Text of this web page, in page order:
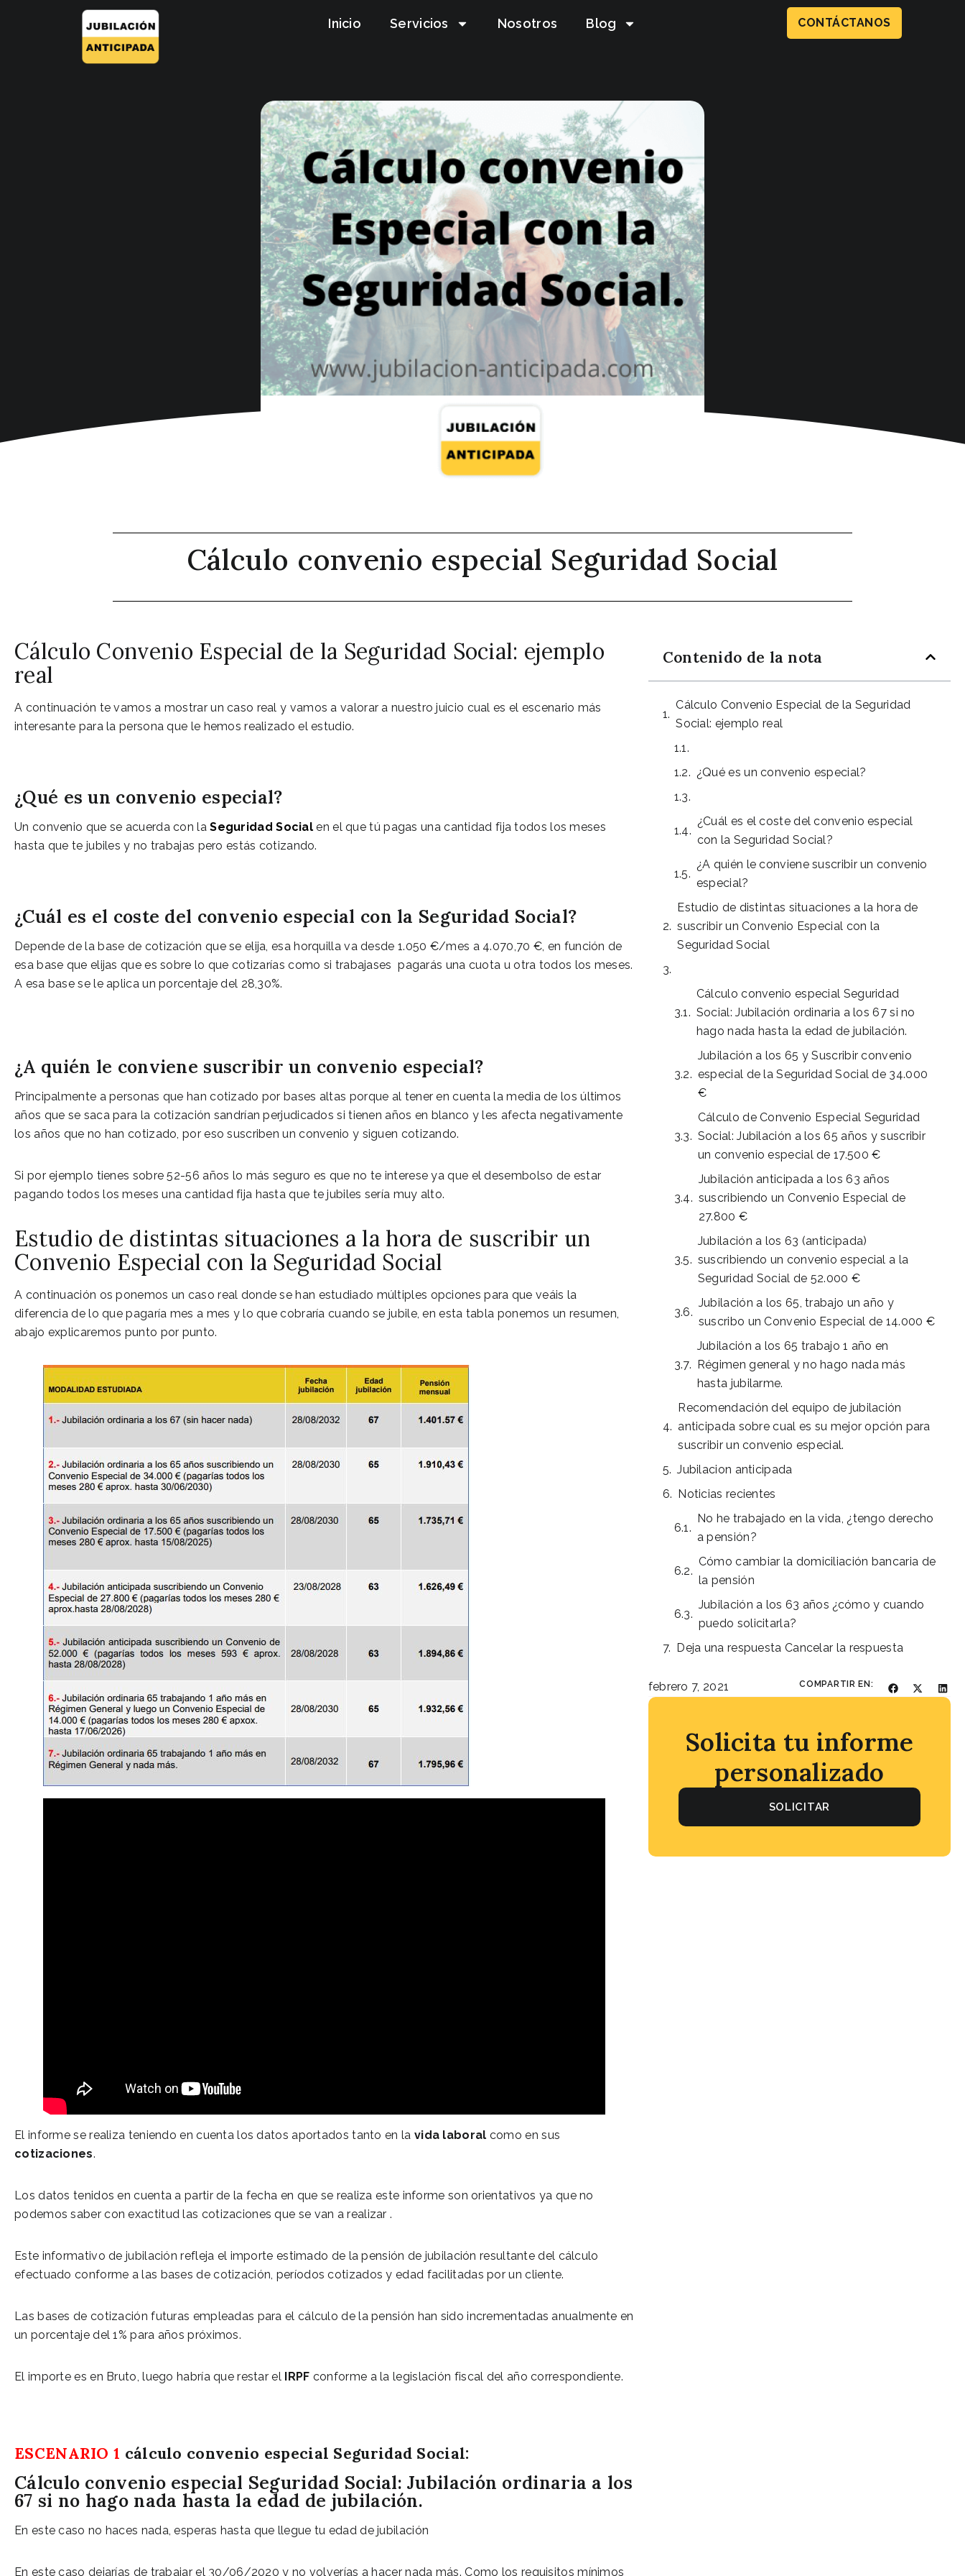
Inicio Servicios Nosotros Blog CONTÁCTANOS
Cálculo convenio especial Seguridad Social
Cálculo Convenio Especial de la Seguridad Social: ejemplo
real
A continuación te vamos a mostrar un caso real y vamos a valorar a nuestro juicio cual es el escenario más
interesante para la persona que le hemos realizado el estudio.
¿Qué es un convenio especial?
Un convenio que se acuerda con laSeguridad Social en el que tú pagas una cantidad fija todos los meses
hasta que te jubiles y no trabajas pero estás cotizando.
¿Cuál es el coste del convenio especial con la Seguridad Social?
Depende de la base de cotización que se elija, esa horquilla va desde 1.050 €/mes a 4.070,70 €, en función de
esa base que elijas que es sobre lo que cotizarías como si trabajases pagarás una cuota u otra todos los meses.
A esa base se le aplica un porcentaje del 28,30%.
¿A quién le conviene suscribir un convenio especial?
Principalmente a personas que han cotizado por bases altas porque al tener en cuenta la media de los últimos
años que se saca para la cotización sandrían perjudicados si tienen años en blanco y les afecta negativamente
los años que no han cotizado, por eso suscriben un convenio y siguen cotizando.
Si por ejemplo tienes sobre 52-56 años lo más seguro es que no te interese ya que el desembolso de estar
pagando todos los meses una cantidad fija hasta que te jubiles sería muy alto.
Estudio de distintas situaciones a la hora de suscribir un
Convenio Especial con la Seguridad Social
A continuación os ponemos un caso real donde se han estudiado múltiples opciones para que veáis la
diferencia de lo que pagaría mes a mes y lo que cobraría cuando se jubile, en esta tabla ponemos un resumen,
abajo explicaremos punto por punto.
El informe se realiza teniendo en cuenta los datos aportados tanto en la vida laboral como en sus
cotizaciones.
Los datos tenidos en cuenta a partir de la fecha en que se realiza este informe son orientativos ya que no
podemos saber con exactitud las cotizaciones que se van a realizar .
Este informativo de jubilación refleja el importe estimado de la pensión de jubilación resultante del cálculo
efectuado conforme a las bases de cotización, períodos cotizados y edad facilitadas por un cliente.
Las bases de cotización futuras empleadas para el cálculo de la pensión han sido incrementadas anualmente en
un porcentaje del 1% para años próximos.
El importe es en Bruto, luego habría que restar el IRPF conforme a la legislación fiscal del año correspondiente.
ESCENARIO 1 cálculo convenio especial Seguridad Social:
Cálculo convenio especial Seguridad Social: Jubilación ordinaria a los
67 si no hago nada hasta la edad de jubilación.
En este caso no haces nada, esperas hasta que llegue tu edad de jubilación
En este caso dejarías de trabajar el 30/06/2020 y no volverías a hacer nada más. Como los requisitos mínimos
Contenido de la nota
Cálculo Convenio Especial de la Seguridad
Social: ejemplo real
¿Qué es un convenio especial?
¿Cuál es el coste del convenio especial
con la Seguridad Social?
¿A quién le conviene suscribir un convenio
especial?
Estudio de distintas situaciones a la hora de
suscribir un Convenio Especial con la
Seguridad Social
Cálculo convenio especial Seguridad
Social: Jubilación ordinaria a los 67 si no
hago nada hasta la edad de jubilación.
Jubilación a los 65 y Suscribir convenio
especial de la Seguridad Social de 34.000
€
Cálculo de Convenio Especial Seguridad
Social: Jubilación a los 65 años y suscribir
un convenio especial de 17.500 €
Jubilación anticipada a los 63 años
suscribiendo un Convenio Especial de
27.800 €
Jubilación a los 63 (anticipada)
suscribiendo un convenio especial a la
Seguridad Social de 52.000 €
Jubilación a los 65, trabajo un año y
suscribo un Convenio Especial de 14.000 €
Jubilación a los 65 trabajo 1 año en
Régimen general y no hago nada más
hasta jubilarme.
Recomendación del equipo de jubilación
anticipada sobre cual es su mejor opción para
suscribir un convenio especial.
Jubilacion anticipada
Noticias recientes
No he trabajado en la vida, ¿tengo derecho
a pensión?
Cómo cambiar la domiciliación bancaria de
la pensión
Jubilación a los 63 años ¿cómo y cuando
puedo solicitarla?
Deja una respuesta Cancelar la respuesta
febrero 7, 2021 COMPARTIR EN:
Solicita tu informe
personalizado
SOLICITAR